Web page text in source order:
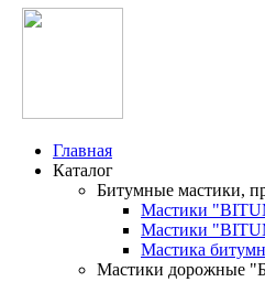
Главная
Каталог
Битумные мастики,
Мастики
Мастики
Мастика
Мастики дорожные